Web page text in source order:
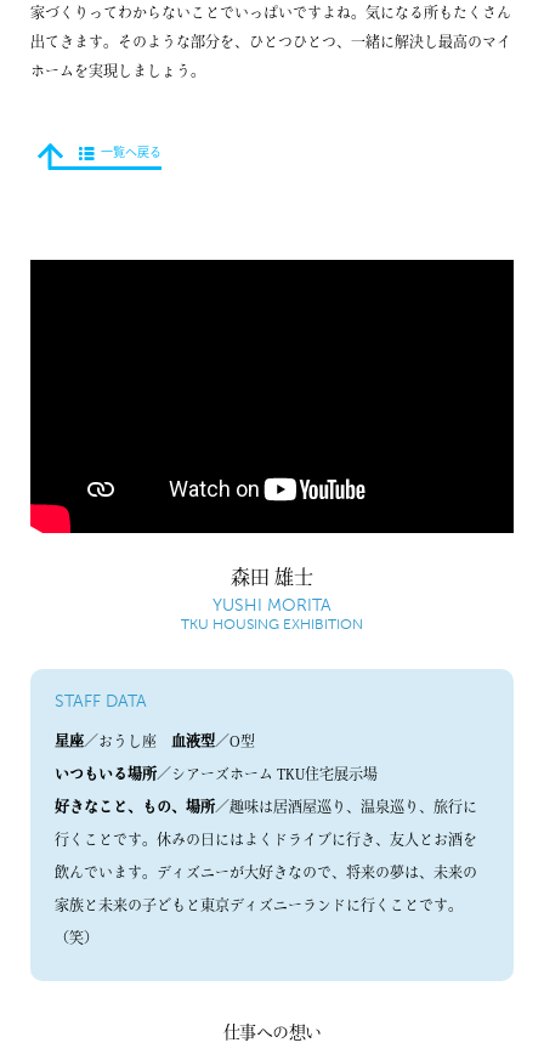
家づくりってわからないことでいっぱいですよね。気になる所もたくさん
出てきます。そのような部分を、ひとつひとつ、一緒に解決し最高のマイ
ホームを実現しましょう。
一覧へ戻る
森田 雄士
YUSHI MORITA
TKU HOUSING EXHIBITION
STAFF DATA
星座／おうし座 血液型／O型
いつもいる場所／シアーズホーム TKU住宅展示場
好きなこと、もの、場所／趣味は居酒屋巡り、温泉巡り、旅行に
行くことです。休みの日にはよくドライブに行き、友人とお酒を
飲んでいます。ディズニーが大好きなので、将来の夢は、未来の
家族と未来の子どもと東京ディズニーランドに行くことです。
（笑）
仕事への想い